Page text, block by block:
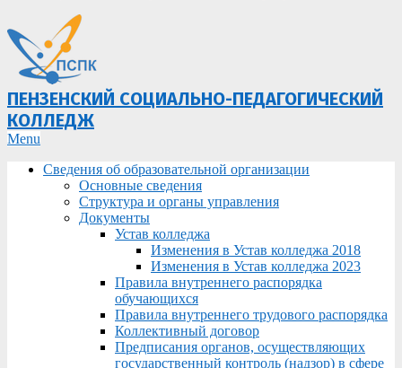
ПЕНЗЕНСКИЙ СОЦИАЛЬНО-ПЕДАГОГИЧЕСКИЙ
КОЛЛЕДЖ
Primary
Menu
Menu
Сведения об образовательной организации
Основные сведения
Структура и органы управления
Документы
Устав колледжа
Изменения в Устав колледжа 2018
Изменения в Устав колледжа 2023
Правила внутреннего распорядка
обучающихся
Правила внутреннего трудового распорядка
Коллективный договор
Предписания органов, осуществляющих
государственный контроль (надзор) в сфере